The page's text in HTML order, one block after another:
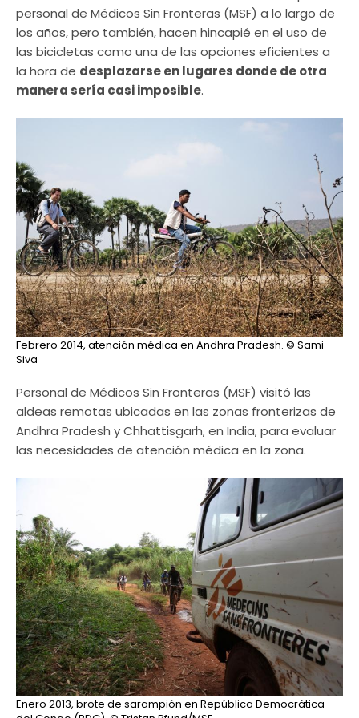
personal de Médicos Sin Fronteras (MSF) a lo largo de
los años, pero también, hacen hincapié en el uso de
las bicicletas como una de las opciones eficientes a
la hora de desplazarse en lugares donde de otra
manera sería casi imposible.
Febrero 2014, atención médica en Andhra Pradesh. © Sami
Siva
Personal de Médicos Sin Fronteras (MSF) visitó las
aldeas remotas ubicadas en las zonas fronterizas de
Andhra Pradesh y Chhattisgarh, en India, para evaluar
las necesidades de atención médica en la zona.
Enero 2013, brote de sarampión en República Democrática